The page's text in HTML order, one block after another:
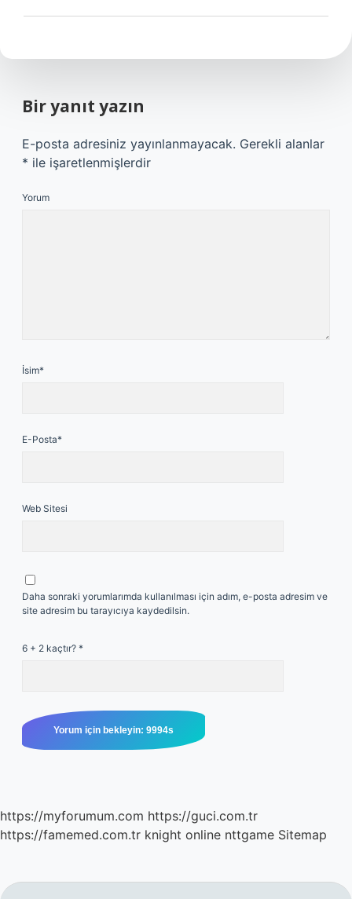
Bir yanıt yazın
E-posta adresiniz yayınlanmayacak. Gerekli alanlar
* ile işaretlenmişlerdir
Yorum
İsim*
E-Posta*
Web Sitesi
Daha sonraki yorumlarımda kullanılması için adım, e-posta adresim ve
site adresim bu tarayıcıya kaydedilsin.
6 + 2 kaçtır? *
https://myforumum.com https://guci.com.tr
https://famemed.com.tr knight online nttgame Sitemap